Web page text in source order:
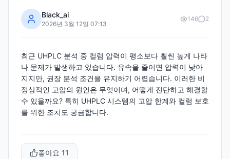
Black_ai
2026년 3월 12일 07:13
146 2
최근 UHPLC 분석 중 컬럼 압력이 평소보다 훨씬 높게 나타
나 문제가 발생하고 있습니다. 유속을 줄이면 압력이 낮아
지지만, 권장 분석 조건을 유지하기 어렵습니다. 이러한 비
정상적인 고압의 원인은 무엇이며, 어떻게 진단하고 해결할
수 있을까요? 특히 UHPLC 시스템의 고압 한계와 컬럼 보호
를 위한 조치도 궁금합니다.
좋아요 11